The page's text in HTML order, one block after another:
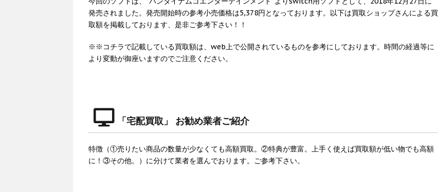
発売されました。発売開始時の参考小売価格は5,378円となっております。以下は買取ショップさんによる買
取額を掲載しております、是非ご参考下さい！！
※※コチラで記載している買取額は、web上で公開されているものを参考にしております。時間の経過等に
より変動が御座いますのでご注意ください。
「宅配買取」 お勧め業者ご紹介
特徴（①売りたい商品の数量が少なくても高額買取。②特典が豊富。上手く使えば買取額が低い物でも高額
に！③その他。）に分けて業者を選んでおります。ご参考下さい。